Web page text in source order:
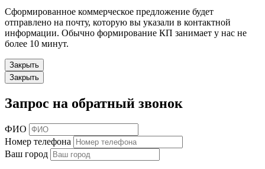
Сформированное коммерческое предложение будет
отправлено на почту, которую вы указали в контактной
информации. Обычно формирование КП занимает у нас не
более 10 минут.
Закрыть
Закрыть
Запрос на обратный звонок
ФИО
Номер телефона
Ваш город